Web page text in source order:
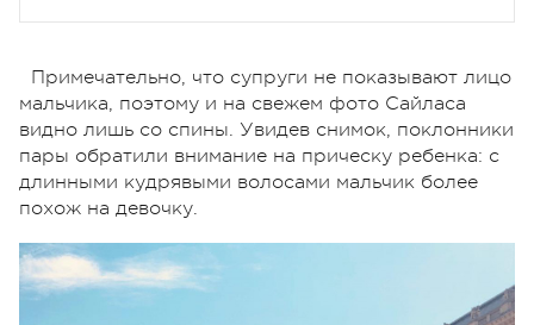
Примечательно, что супруги не показывают лицо
мальчика, поэтому и на свежем фото Сайласа
видно лишь со спины. Увидев снимок, поклонники
пары обратили внимание на прическу ребенка: с
длинными кудрявыми волосами мальчик более
похож на девочку.